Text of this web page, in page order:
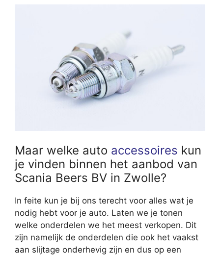
Maar welke auto accessoires kun
je vinden binnen het aanbod van
Scania Beers BV in Zwolle?
In feite kun je bij ons terecht voor alles wat je
nodig hebt voor je auto. Laten we je tonen
welke onderdelen we het meest verkopen. Dit
zijn namelijk de onderdelen die ook het vaakst
aan slijtage onderhevig zijn en dus op een